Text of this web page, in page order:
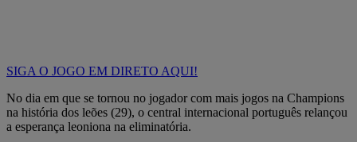
SIGA O JOGO EM DIRETO AQUI!
No dia em que se tornou no jogador com mais jogos na Champions
na história dos leões (29), o central internacional português relançou
a esperança leoniona na eliminatória.